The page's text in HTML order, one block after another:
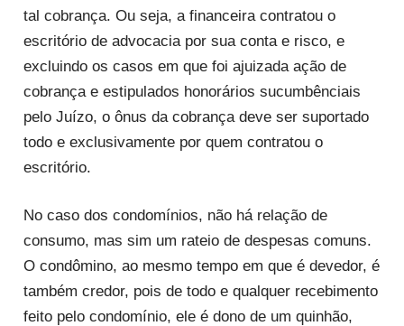
tal cobrança. Ou seja, a financeira contratou o
escritório de advocacia por sua conta e risco, e
excluindo os casos em que foi ajuizada ação de
cobrança e estipulados honorários sucumbênciais
pelo Juízo, o ônus da cobrança deve ser suportado
todo e exclusivamente por quem contratou o
escritório.
No caso dos condomínios, não há relação de
consumo, mas sim um rateio de despesas comuns.
O condômino, ao mesmo tempo em que é devedor, é
também credor, pois de todo e qualquer recebimento
feito pelo condomínio, ele é dono de um quinhão,